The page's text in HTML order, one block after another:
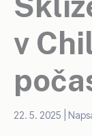
v
22. 5. 2025 |